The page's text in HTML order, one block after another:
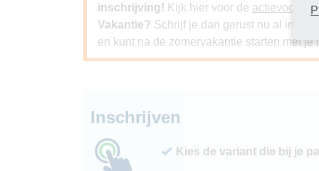
inschrijving! Kijk hier voor de
Vakantie? Schrijf je dan gerust nu al in. Je
en kunt na de zomervakantie starten met je
Inschrijven
Kies de variant die bij je